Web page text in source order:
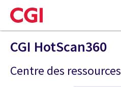
Skip
to
main
content
CGI HotScan360
Centre des ressources